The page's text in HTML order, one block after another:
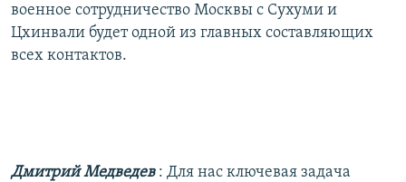
военное сотрудничество Москвы с Сухуми и
Цхинвали будет одной из главных составляющих
всех контактов.
Дмитрий Медведев : Для нас ключевая задача